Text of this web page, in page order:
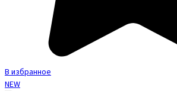
В избранное
NEW